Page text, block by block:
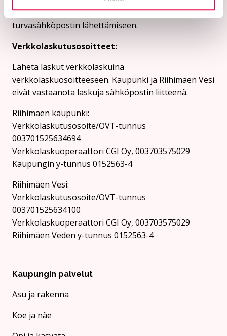
Kaupungin verkkosivuilta löytyy ohjeet
turvasähköpostin lähettämiseen.
Verkkolaskutusosoitteet:
Lähetä laskut verkkolaskuina
verkkolaskuosoitteeseen. Kaupunki ja Riihimäen Vesi
eivät vastaanota laskuja sähköpostin liitteenä.
Riihimäen kaupunki:
Verkkolaskutusosoite/OVT-tunnus
003701525634694
Verkkolaskuoperaattori CGI Oy, 003703575029
Kaupungin y-tunnus 0152563-4
Rii­hi­mäen Vesi:
Verkkolaskutusosoite/OVT-tunnus
003701525634100
Verkkolaskuoperaattori CGI Oy, 003703575029
Riihimäen Veden y-tunnus 0152563-4
Kaupungin palvelut
Asu ja rakenna
Koe ja näe